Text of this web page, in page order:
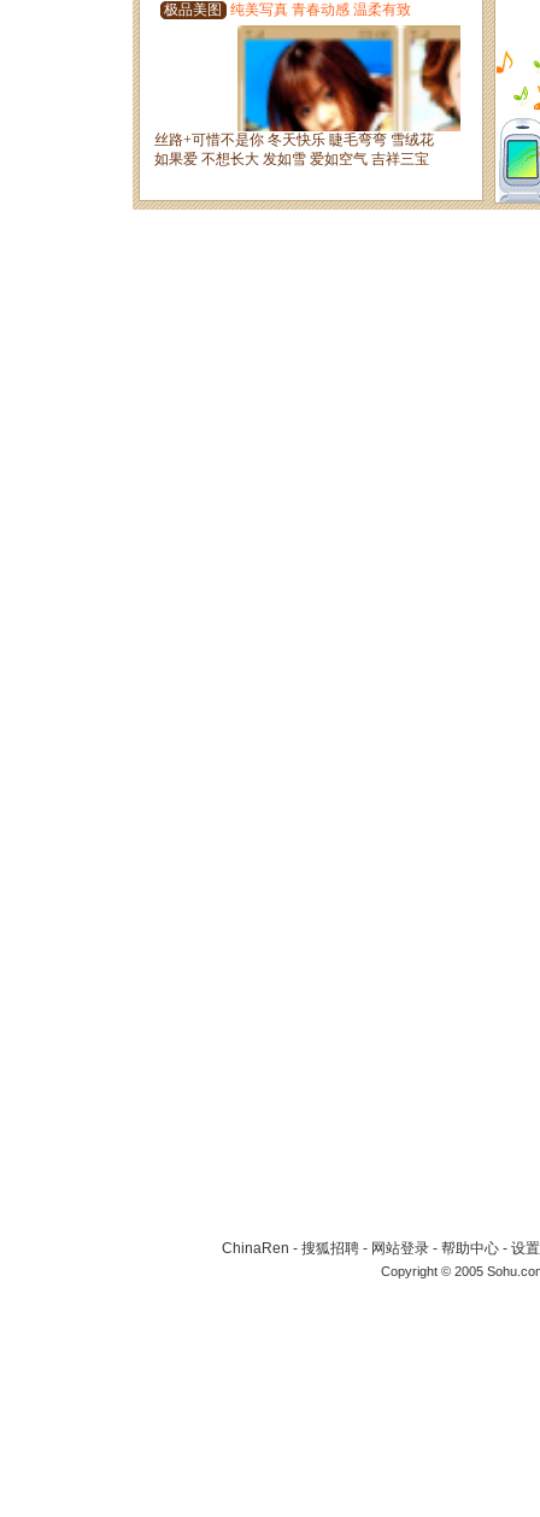
ChinaRen - 搜狐招聘 - 网站登录 - 帮助中心 - 设
Copyright © 2005